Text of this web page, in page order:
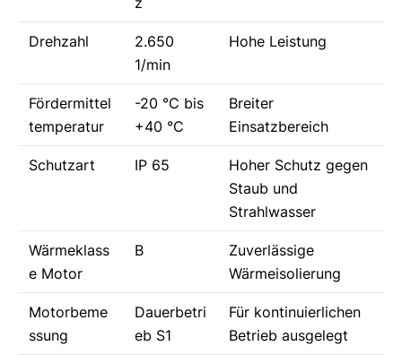
Drehzahl
2.650
1/min
Hohe Leistung
Fördermittel
temperatur
-20 °C bis
+40 °C
Breiter
Einsatzbereich
Schutzart IP 65
Hoher Schutz gegen
Staub und
Strahlwasser
Wärmeklass
e Motor
B
Zuverlässige
Wärmeisolierung
Motorbeme
ssung
Dauerbetri
eb S1
Für kontinuierlichen
Betrieb ausgelegt